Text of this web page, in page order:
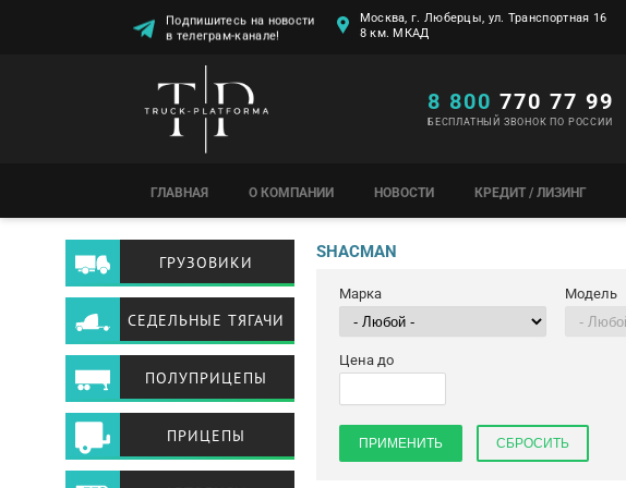
Подпишитесь на новости
в телеграм-канале!
Москва, г. Люберцы, ул. Транспортная 16
8 км. МКАД
8 800 770 77 99
БЕСПЛАТНЫЙ ЗВОНОК ПО РОССИИ
ГЛАВНАЯ О КОМПАНИИ НОВОСТИ КРЕДИТ / ЛИЗИНГ
SHACMAN
Марка Модель
Цена до
ГРУЗОВИКИ
СЕДЕЛЬНЫЕ ТЯГАЧИ
ПОЛУПРИЦЕПЫ
ПРИЦЕПЫ